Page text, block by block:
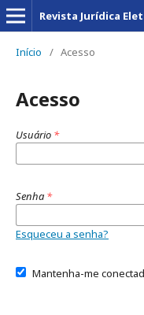
Início / Acesso
Acesso
Usuário *
Senha *
Esqueceu a senha?
Mantenha-me